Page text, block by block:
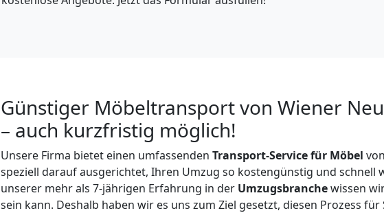
Günstiger Möbeltransport von Wiener
– auch kurzfristig möglich!
Unsere Firma bietet einen umfassenden Transport-Service für Möbel
speziell darauf ausgerichtet, Ihren Umzug so kostengünstig und schnell
unserer mehr als 7-jährigen Erfahrung in der Umzugsbranchewissen
sein kann. Deshalb haben wir es uns zum Ziel gesetzt, diesen Prozess